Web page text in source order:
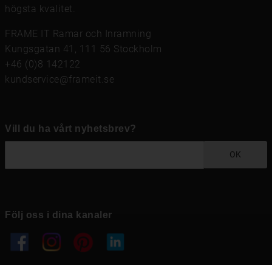
högsta kvalitet.
FRAME IT Ramar och Inramning
Kungsgatan 41, 111 56 Stockholm
+46 (0)8 142122
kundservice@frameit.se
Vill du ha vårt nyhetsbrev?
OK
Följ oss i dina kanaler